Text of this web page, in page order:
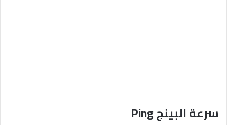
سرعة البينج Ping